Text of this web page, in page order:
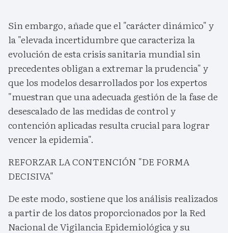
Sin embargo, añade que el "carácter dinámico" y
la "elevada incertidumbre que caracteriza la
evolución de esta crisis sanitaria mundial sin
precedentes obligan a extremar la prudencia" y
que los modelos desarrollados por los expertos
"muestran que una adecuada gestión de la fase de
desescalado de las medidas de control y
contención aplicadas resulta crucial para lograr
vencer la epidemia".
REFORZAR LA CONTENCIÓN "DE FORMA
DECISIVA"
De este modo, sostiene que los análisis realizados
a partir de los datos proporcionados por la Red
Nacional de Vigilancia Epidemiológica y su